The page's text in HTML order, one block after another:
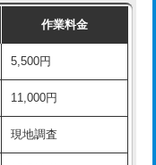
現場見積
13,200円
16,500円
16,500円
16,500円
3,300円
作業料金
5,500円
11,000円
現地調査